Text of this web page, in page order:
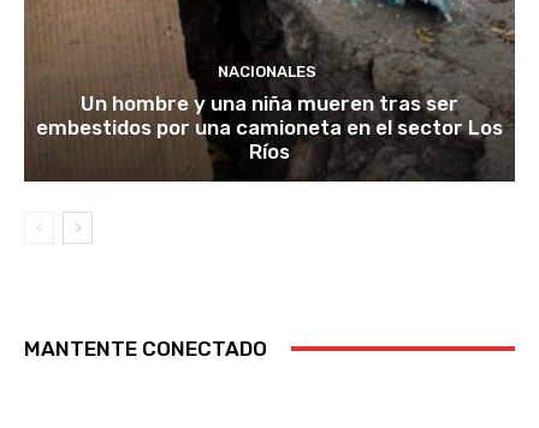
NACIONALES
Un hombre y una niña mueren tras ser
embestidos por una camioneta en el sector Los
Ríos
MANTENTE CONECTADO